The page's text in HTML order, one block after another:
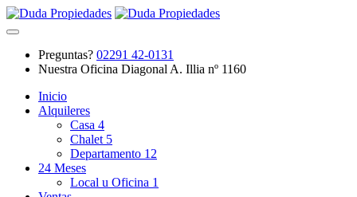
Preguntas? 02291 42-0131
Nuestra Oficina Diagonal A. Illia nº 1160
Inicio
Alquileres
Casa 4
Chalet 5
Departamento 12
24 Meses
Local u Oficina 1